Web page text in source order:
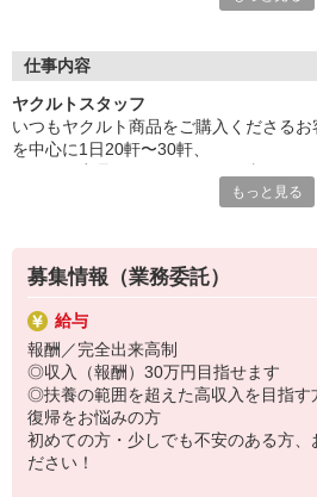
（または近くに設置しています）
家計にやさしい保育料も、嬉しいポイ
頑張った分がきちんと収入につながる
少人数保育のため、大切なお子さまひ
きめ細かい対応をいたします。
ママもお子さまも安心できる環境です
仕事内容
ヤクルトスタッフ
いつもヤクルト商品をご購入くださる
を中心に1日20軒〜30軒、
商品を通じてお客さまとふれあう楽し
す！
〜ヤクルトスタッフの1日〜
2児の母として仕事と家庭の両立をして
実際のワークスタイルを、一例としてご
※時間は地域によって異なります。
8:10 保育所にお子さまをお預け
8:20 宅配センターに到着、お届けの準備
8:30 朝礼が終わったら出発
13:00 お届け修了、翌日準備、集計作業
もっと見る
募集情報（業務委託）
給与
報酬／完全出来高制
◎収入（報酬）30万円目指せます
◎扶養の範囲を超えた高収入を目指す
復帰をお悩みの方
初めての方・少しでも不安のある方、
ださい！